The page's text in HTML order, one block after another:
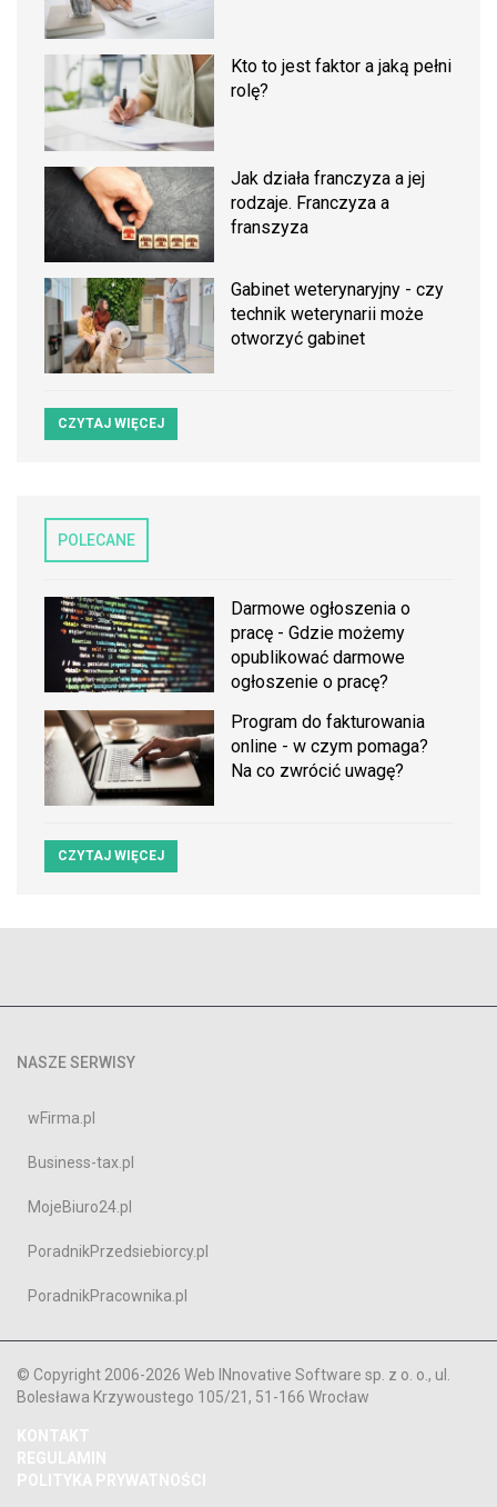
Kto to jest faktor a jaką pełni
rolę?
Jak działa franczyza a jej
rodzaje. Franczyza a
franszyza
Gabinet weterynaryjny - czy
technik weterynarii może
otworzyć gabinet
CZYTAJ WIĘCEJ
POLECANE
Darmowe ogłoszenia o
pracę - Gdzie możemy
opublikować darmowe
ogłoszenie o pracę?
Program do fakturowania
online - w czym pomaga?
Na co zwrócić uwagę?
CZYTAJ WIĘCEJ
NASZE SERWISY
wFirma.pl
Business-tax.pl
MojeBiuro24.pl
PoradnikPrzedsiebiorcy.pl
PoradnikPracownika.pl
© Copyright 2006-2026 Web INnovative Software sp. z o. o., ul.
Bolesława Krzywoustego 105/21, 51-166 Wrocław
KONTAKT
REGULAMIN
POLITYKA PRYWATNOŚCI